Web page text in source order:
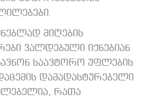
მიღების
ვალდებული იქნებიან
საავტორო უფლების
დამადასტურებელი
რათა